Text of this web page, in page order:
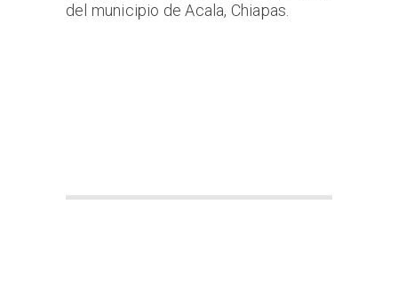
del municipio de Acala, Chiapas.